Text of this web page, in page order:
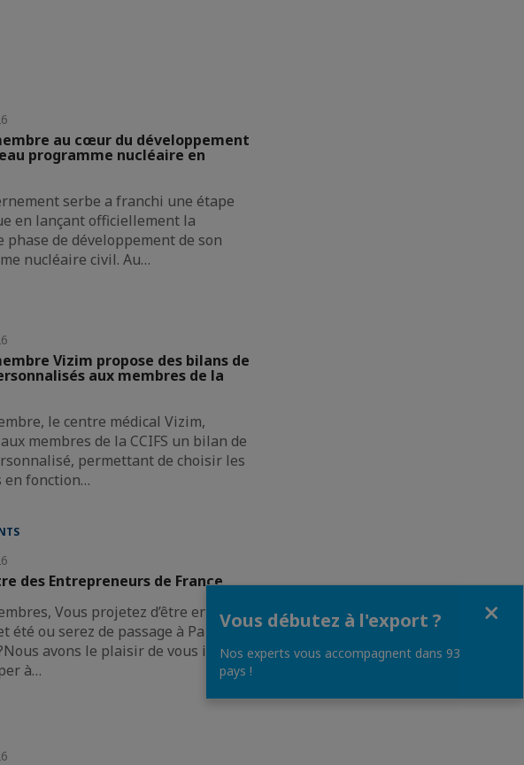
au cœur du développement
programme nucléaire en
serbe a franchi une étape
en lançant officiellement la
phase de développement de son
nucléaire civil. Au…
Vizim propose des bilans de
aux membres de la
le centre médical Vizim,
membres de la CCIFS un bilan de
permettant de choisir les
en fonction…
des Entrepreneurs de France
Vous projetez d’être en
été ou serez de passage à Paris à la
avons le plaisir de vous inviter
à…
Vous débutez à l'export ?
Nos experts vous accompagnent dans 93
pays !